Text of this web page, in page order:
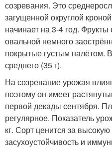
созревания. Это
загущенной округлой
начинает на 3-4 год.
овальной немного
покрытые густым налётом.
среднего (35 г).
На созревание урожая
поэтому он имеет
первой декады сентября.
регулярное. Показатель
кг. Сорт ценится за
засухоустойчивость и